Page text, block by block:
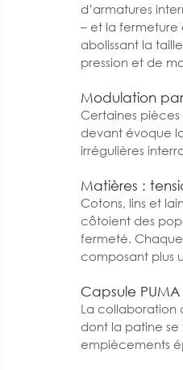
d’armatures
– et la
abolissant la
pression et de
Modulation
Certaines pièces
devant évoque
irrégulières
Matières :
Cotons, lins et
côtoient des
fermeté.
composant plus
Capsule
La collaboration
dont la patine se
empiècements